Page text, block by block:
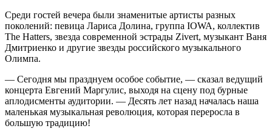
Среди гостей вечера были знаменитые артисты разных
поколений: певица Лариса Долина, группа IOWA, коллектив
The Hatters, звезда современной эстрады Zivert, музыкант Ваня
Дмитриенко и другие звезды российского музыкального
Олимпа.
— Сегодня мы празднуем особое событие, — сказал ведущий
концерта Евгений Маргулис, выходя на сцену под бурные
аплодисменты аудитории. — Десять лет назад началась наша
маленькая музыкальная революция, которая переросла в
большую традицию!